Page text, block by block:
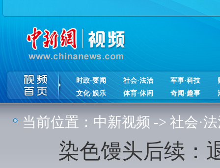
时政·要闻 社会·法治 军事·科技
文化·娱乐
体育·休闲 奇闻·趣事
当前位置： 中新视频 -> 社会·
染色馒头后续：